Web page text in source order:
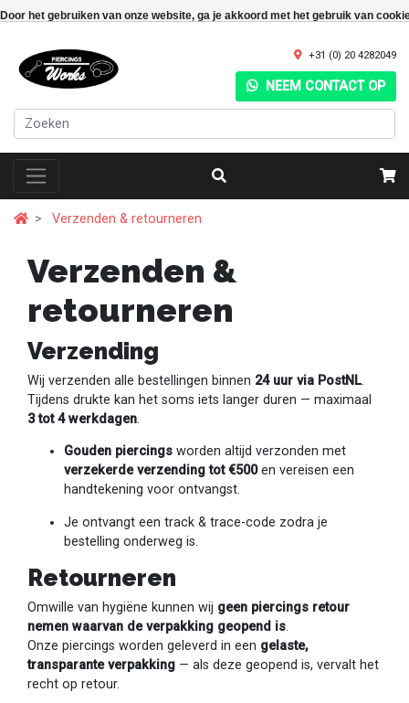
Door het gebruiken van onze website, ga je akkoord met het gebruik van
+31 (0) 20 4282049
NEEM CONTACT OP
Verzenden & retourneren
Verzenden &
retourneren
Verzending
Wij verzenden alle bestellingen binnen 24 uur via PostNL.
Tijdens drukte kan het soms iets langer duren — maximaal
3 tot 4 werkdagen.
Gouden piercings worden altijd verzonden met
verzekerde verzending tot €500en vereisen een
handtekening voor ontvangst.
Je ontvangt een track & trace-code zodra je
bestelling onderweg is.
Retourneren
Omwille van hygiëne kunnen wij geen piercings retour
nemen waarvan de verpakking geopend is.
Onze piercings worden geleverd in een gelaste,
transparante verpakking — als deze geopend is, vervalt het
recht op retour.